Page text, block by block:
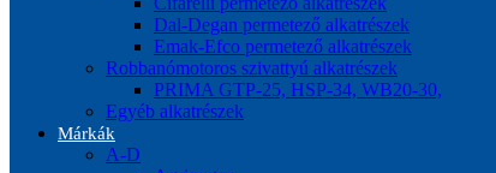
Dal-Degan permetező alkatrészek
Emak-Efco permetező alkatrészek
Robbanómotoros szivattyú alkatrészek
PRIMA GTP-25, HSP-34, WB20-30,
Egyéb alkatrészek
Márkák
A-D